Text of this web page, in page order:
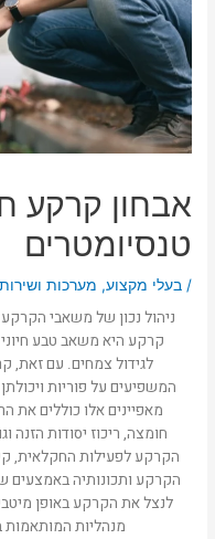
אבחון קרקע
טנסיומטרים
/בעלי מקצוע, מערכות
ניהול נכון של משאבי
קרקע היא משאב טבע
לגידול צמחים. עם זאת,
המשפיעים על פוריות
מאפיינים אלו כוללים את
חומצה, ריכוז יסודות
הקרקע לפעילות החקלאית,
הקרקע ותכונותיה באמצעים
לנצל את הקרקע באופן
מנהליות המותאמות